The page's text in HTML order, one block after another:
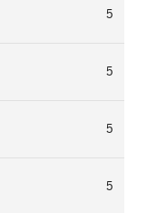
5
5
5
5